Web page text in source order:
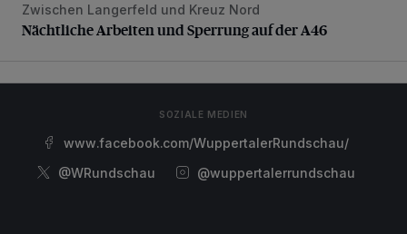
Nächtliche Arbeiten und Sperrung auf der A46
Zwischen Langerfeld und Kreuz Nord
Nächtliche Arbeiten und Sperrung auf der A46
SOZIALE MEDIEN
www.facebook.com/WuppertalerRundschau/
@WRundschau
@wuppertalerrundschau